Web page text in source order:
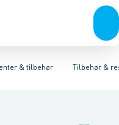
& ventilerAfløb
& tilbehør
ArmaturerBrusereTilbehør &
elementer